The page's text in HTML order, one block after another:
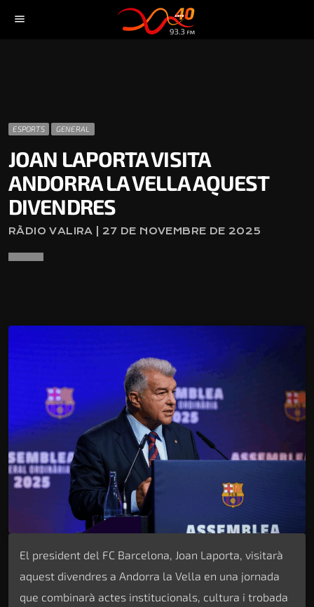
menu
ESPORTS GENERAL
JOAN LAPORTA VISITA
ANDORRA LA VELLA AQUEST
DIVENDRES
RÀDIO VALIRA | 27 DE NOVEMBRE DE 2025
El president del FC Barcelona, Joan Laporta, visitarà
aquest divendres a Andorra la Vella en una jornada
que combinarà actes institucionals, cultura i trobada